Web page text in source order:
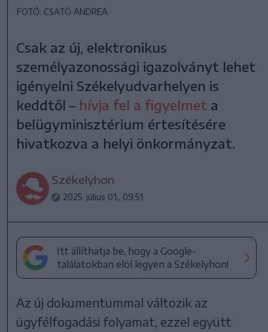
FOTÓ: CSATÓ ANDREA
Csak az új, elektronikus
személyazonossági igazolványt lehet
igényelni Székelyudvarhelyen is
keddtől – hívja fel a figyelmet a
belügyminisztérium értesítésére
hivatkozva a helyi önkormányzat.
Székelyhon
2025. július 01., 09:51
Itt állíthatja be, hogy a Google-
találatokban elöl legyen a Székelyhon!
Az új dokumentummal változik az
ügyfélfogadási folyamat, ezzel együtt